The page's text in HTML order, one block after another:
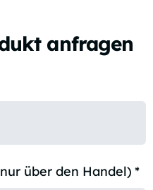
anfragen
über den Handel) *